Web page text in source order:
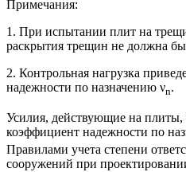
Примечания:
1. При испытании плит на
раскрытия трещин не должна
2. Контрольная нагрузка
надежности по назначению νn.
Усилия, действующие на плиты,
коэффициент надежности по
Правилами учета степени
сооружений при